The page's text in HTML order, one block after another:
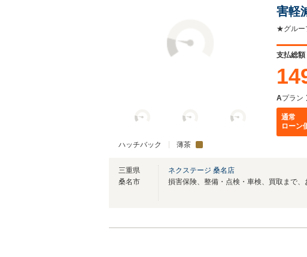
ハッチバック 薄茶
害軽
正
支払総額
Aプラン
通常
ローン
三重県
桑名市
ネクステージ 桑名店